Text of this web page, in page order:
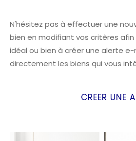
N'hésitez pas à effectuer une
bien en modifiant vos critères
idéal ou bien à créer une alerte
directement les biens qui vous
CREER UNE